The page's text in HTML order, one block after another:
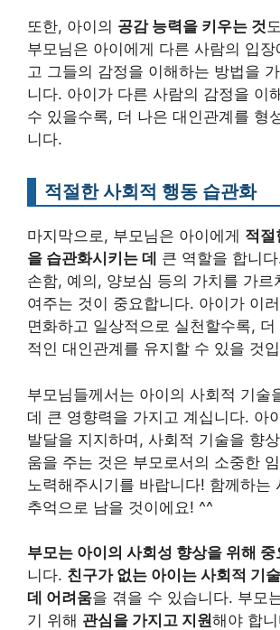
또한, 아이의 공감 능력을 키우는 것
부모님은 아이에게 다른 사람의 입
고 그들의 감정을 이해하는 방법을
니다. 아이가 다른 사람의 감정을 이
수 있을수록, 더 나은 대인관계를 형
니다.
적절한 사회적 행동 습관화
마지막으로, 부모님은 아이에게 적절
을 습관화시키는 데
큰 역할을 합니
손함, 예의, 양보심 등의 가치를 가르
여주는 것이 중요합니다. 아이가 이
면화하고 일상적으로 실천할수록, 더
적인 대인관계를 유지할 수 있을 것
부모님들께서는 아이의 사회적 기술
데 큰 영향력을 가지고 계십니다. 아
발달을 지지하며, 사회적 기술을 향
움을 주는 것은 부모로서의 소중한
노력해주시기를 바랍니다! 함께하는
추억으로 남을 것이에요! ^^
부모는 아이의 사회성 향상을 위해
니다. 친구가 없는 아이는 사회적 기
데 어려움을 겪을 수 있습니다. 부모
기 위해 관심을 가지고 지원해야 합